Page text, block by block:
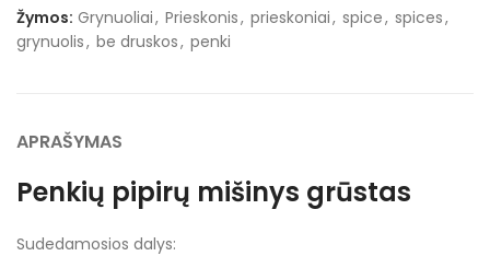
Žymos: Grynuoliai, Prieskonis, prieskoniai, spice, spices,
grynuolis, be druskos, penki
APRAŠYMAS
Penkių pipirų mišinys grūstas
Sudedamosios dalys: